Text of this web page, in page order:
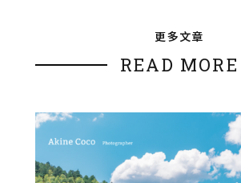
更多文章
READ MORE